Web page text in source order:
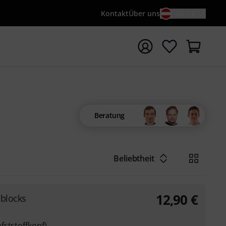
KontaktÜber uns
mit Suchwort {searchTerm} starten
Beratung
Beliebtheit
12,90 €